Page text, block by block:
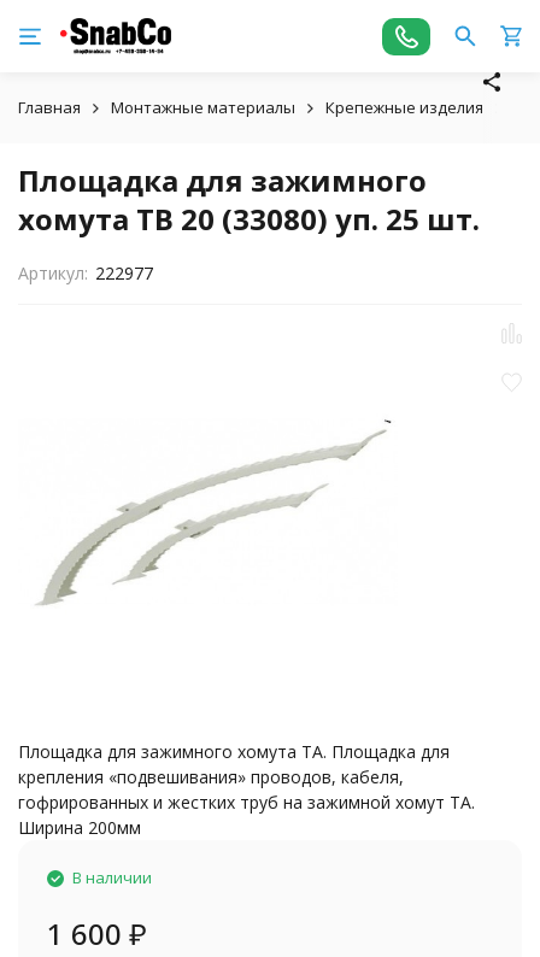
Главная Монтажные материалы Крепежные изделия
Площадка для зажимного
хомута TB 20 (33080) уп. 25 шт.
Артикул: 222977
Площадка для зажимного хомута ТА. Площадка для
крепления «подвешивания» проводов, кабеля,
гофрированных и жестких труб на зажимной хомут ТА.
Ширина 200мм
В наличии
1 600 ₽